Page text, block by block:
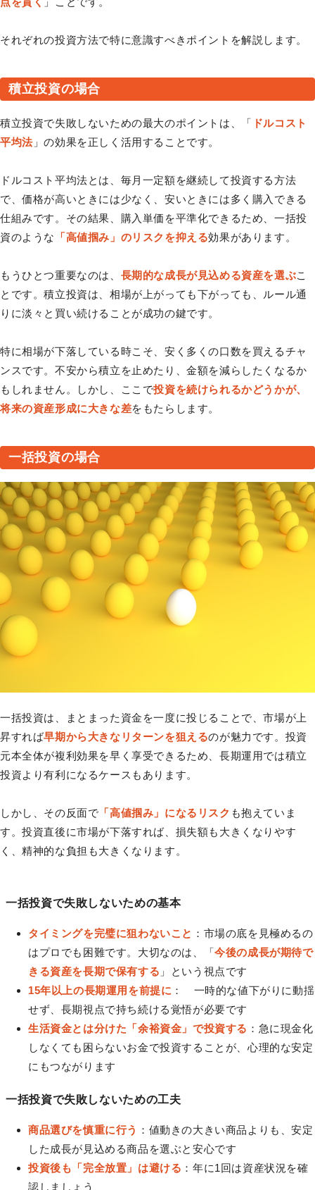
それぞれの投資方法で特に意識すべきポイントを解説します。
積立投資の場合
積立投資で失敗しないための最大のポイントは、「 ドルコスト
平均法」の効果を正しく活用することです。
ドルコスト平均法とは、毎月一定額を継続して投資する方法
で、価格が高いときには少なく、安いときには多く購入できる
仕組みです。その結果、購入単価を平準化できるため、一括投
資のような
「高値掴み」のリスクを抑える効果があります。
もうひとつ重要なのは、 長期的な成長が見込める資産を選ぶこ
とです。積立投資は、相場が上がっても下がっても、ルール通
りに淡々と買い続けることが成功の鍵です。
特に相場が下落している時こそ、安く多くの口数を買えるチャ
ンスです。不安から積立を止めたり、金額を減らしたくなるか
もしれません。しかし、ここで投資を続けられるかどうかが、
将来の資産形成に大きな差をもたらします。
一括投資の場合
一括投資は、まとまった資金を一度に投じることで、市場が上
昇すれば早期から大きなリターンを狙えるのが魅力です。投資
元本全体が複利効果を早く享受できるため、長期運用では積立
投資より有利になるケースもあります。
しかし、その反面で 「高値掴み」になるリスク も抱えていま
す。投資直後に市場が下落すれば、損失額も大きくなりやす
く、精神的な負担も大きくなります。
一括投資で失敗しないための基本
タイミングを完璧に狙わないこと ：市場の底を見極めるの
はプロでも困難です。大切なのは、「今後の成長が期待で
きる資産を長期で保有する 」という視点です
15年以上の長期運用を前提に ： 一時的な値下がりに動揺
せず、長期視点で持ち続ける覚悟が必要です
生活資金とは分けた「余裕資金」で投資する ：急に現金化
しなくても困らないお金で投資することが、心理的な安定
にもつながります
一括投資で失敗しないための工夫
商品選びを慎重に行う ：値動きの大きい商品よりも、安定
した成長が見込める商品を選ぶと安心です
投資後も「完全放置」は避ける ：年に1回は資産状況を確
認しましょう